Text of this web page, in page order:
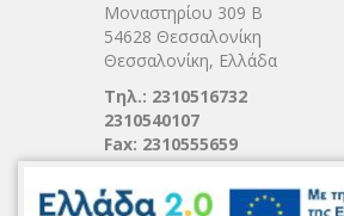
Μοναστηρίου 309 Β
54628 Θεσσαλονίκη
Θεσσαλονίκη, Ελλάδα
Τηλ.: 2310516732
2310540107
Fax: 2310555659